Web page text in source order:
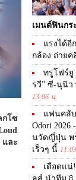
กโซ
และ
เมนต์ฟินกร
แรงได้อี
กล้อง ถ่าย
ทรูโฟร์ยู
รวี” ซี-นุนิว
13:06 น.
แฟนคลับ
Odori 2026
นวัดญี่ปุ่น พ
เร็วๆ นี้
เดือดแน่